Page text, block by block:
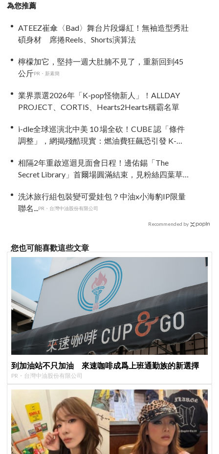
為您推薦
ATEEZ崔傘〈Bad〉舞台片段爆紅！無袖造型秀壯
碩身材 席捲Reels、Shorts演算法
檸檬加它，堅持一週大肚腩不見了，重新回到45
公斤PR・新素簡
業界票選2026年「K-pop怪物新人」！ALLDAY
PROJECT、CORTIS、Hearts2Hearts稱霸名單
i-dle全球巡演北中美 10 場全砍！CUBE 認「條件
調整」，網揭殘酷現實：燃油費狂飆恐引發 K-
相隔2年重啟巡迴見面會日程！邊佑錫「The
Secret Library」首爾場圓滿結束，見粉絲四葉草
洗沐旅行組包裝變可愛娃包？中油x小海豹IP限量
聯名...PR・台灣中油股份有限公司
Recommended by
您也可能喜歡這些文章
到加油站不只加油 來速咖啡成爲上班通勤族的新選擇
PR・台灣中油股份有限公司